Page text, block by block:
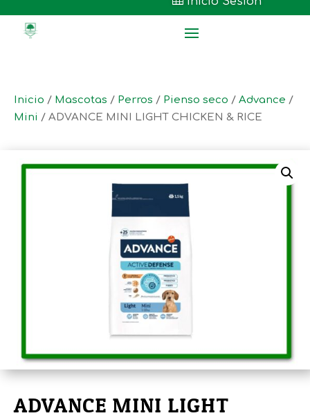
Inicio / Mascotas / Perros / Pienso seco / Advance /
Mini / ADVANCE MINI LIGHT CHICKEN & RICE
ADVANCE MINI LIGHT